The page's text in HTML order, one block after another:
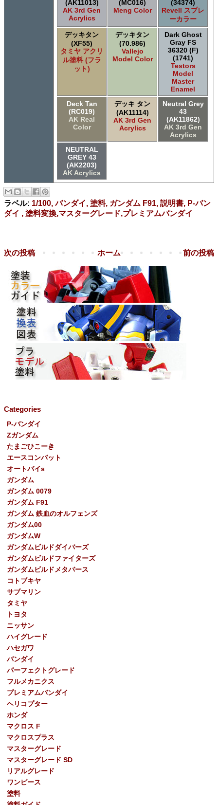
(AK11013)
AK 3rd Gen
Acrylics
(MC016)
Meng Color
(34374)
Revell スプレ
ーカラー
デッキタン
(XF55)
タミヤ アクリ
ル塗料 (フラ
ット)
デッキタン
(70.986)
Vallejo
Model Color
Dark Ghost
Gray FS
36320 (F)
(1741)
Testors
Model
Master
Enamel
Deck Tan
(RC019)
AK Real
Color
デッキ タン
(AK11114)
AK 3rd Gen
Acrylics
Neutral Grey
43
(AK11862)
AK 3rd Gen
Acrylics
NEUTRAL
GREY 43
(AK2203)
AK Acrylics
ラベル: 1/100, バンダイ, 塗料, ガンダム F91, 説明書, P-バン
ダイ , 塗料変換,マスターグレード,プレミアムバンダイ
次の投稿 前の投稿
ホーム
Categories
P-バンダイ
Ζガンダム
たまごひこーき
エースコンバット
オートバイs
ガンダム
ガンダム 0079
ガンダム F91
ガンダム 鉄血のオルフェンズ
ガンダム00
ガンダムW
ガンダムビルドダイバーズ
ガンダムビルドファイターズ
ガンダムビルドメタバース
コトブキヤ
サブマリン
タミヤ
トヨタ
ニッサン
ハイグレード
ハセガワ
バンダイ
パーフェクトグレード
フルメカニクス
プレミアムバンダイ
ヘリコプター
ホンダ
マクロス F
マクロスプラス
マスターグレード
マスターグレード SD
リアルグレード
ワンピース
塗料